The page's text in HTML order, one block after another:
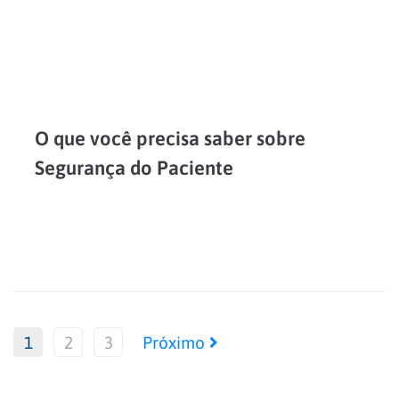
O que você precisa saber sobre
Segurança do Paciente
1 2 3 Próximo